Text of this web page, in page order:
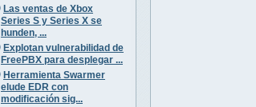
Las ventas de Xbox
Series S y Series X se
hunden, ...
Explotan vulnerabilidad de
FreePBX para desplegar ...
Herramienta Swarmer
elude EDR con
modificación sig...